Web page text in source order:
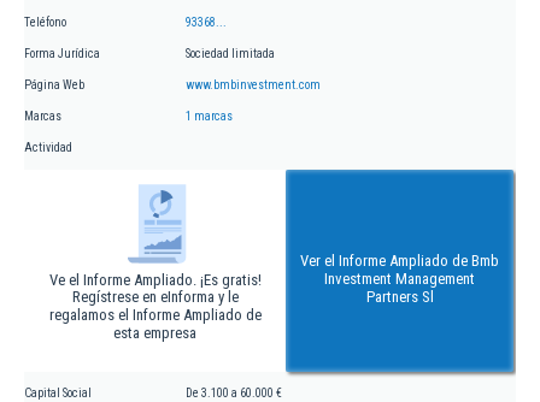
Teléfono 93368...
Forma Jurídica Sociedad limitada
Página Web www.bmbinvestment.com
Marcas 1 marcas
Actividad
Ve el Informe Ampliado. ¡Es gratis!
Regístrese en eInforma y le
regalamos el Informe Ampliado de
esta empresa
Ver el Informe Ampliado de Bmb
Investment Management
Partners Sl
Capital Social De 3.100 a 60.000 €